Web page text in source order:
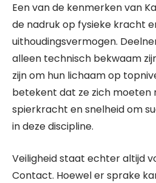
Een van de kenmerken van
de nadruk op fysieke kracht
uithoudingsvermogen.
alleen technisch bekwaam
zijn om hun lichaam op
betekent dat ze zich moeten
spierkracht en snelheid om
in deze discipline.
Veiligheid staat echter altijd
Contact. Hoewel er sprake